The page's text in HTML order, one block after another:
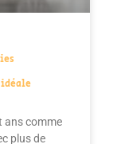
idéale
ans comme
plus de